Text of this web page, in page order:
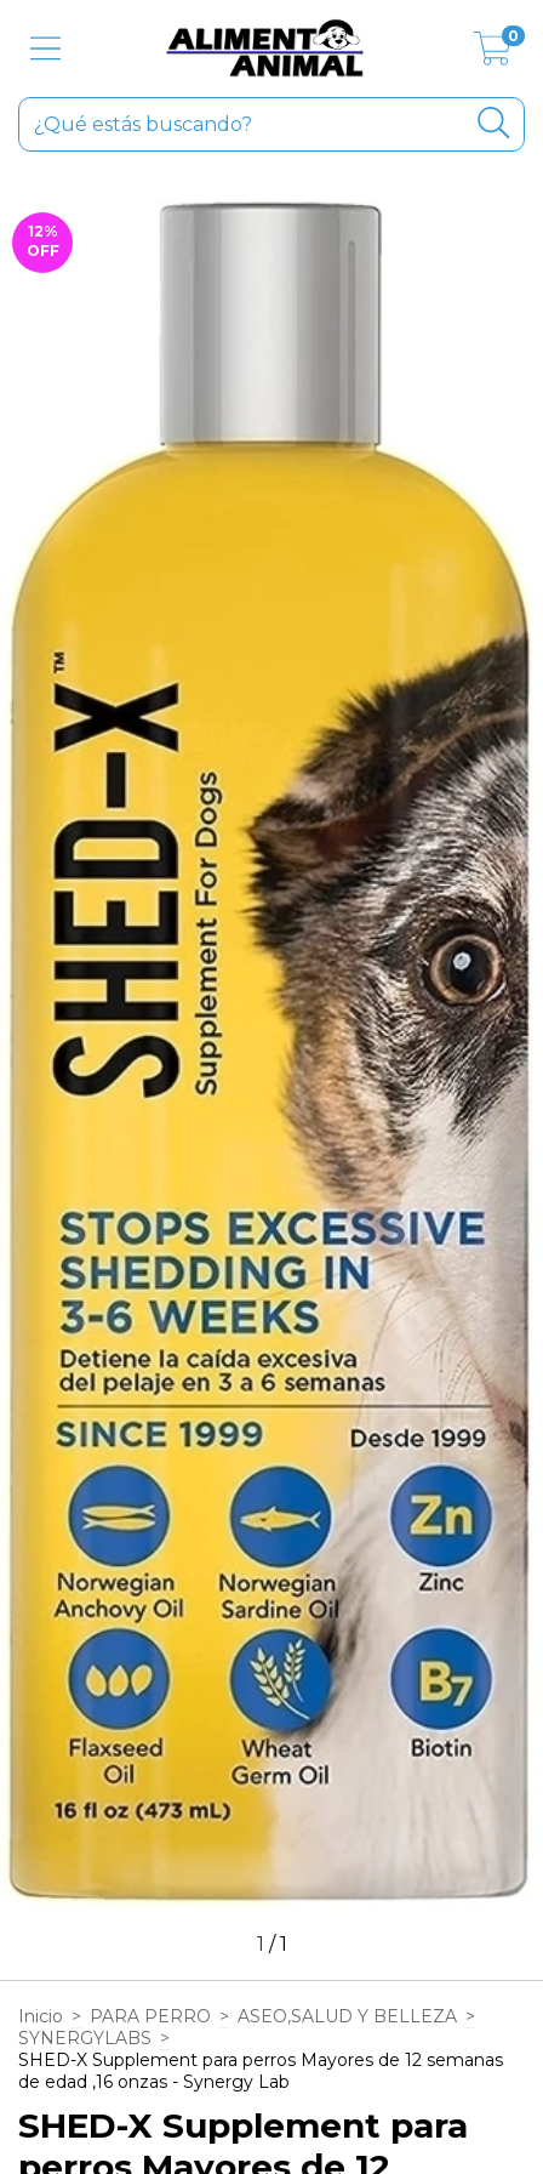
0
12%
OFF
1 /1
Inicio > PARA PERRO > ASEO,SALUD Y BELLEZA >
SYNERGYLABS >
SHED-X Supplement para perros Mayores de 12 semanas
de edad ,16 onzas - Synergy Lab
SHED-X Supplement para